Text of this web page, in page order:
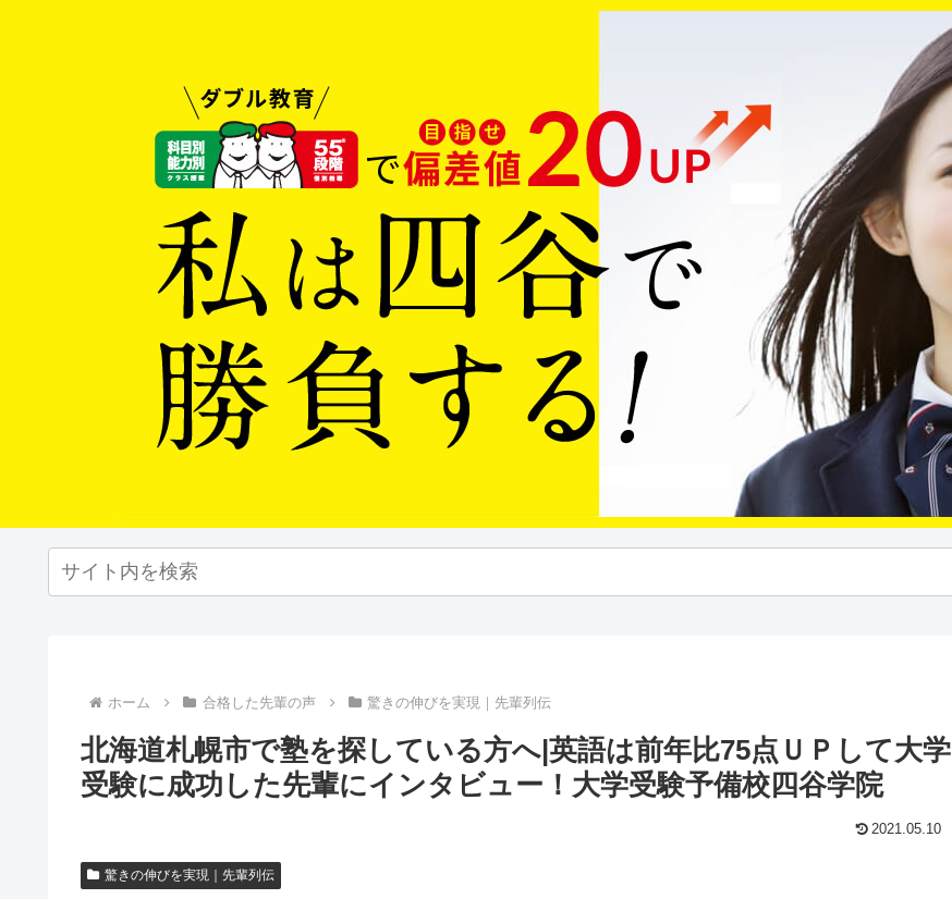
ホーム 合格した先輩の声 驚きの伸びを実現｜先輩列伝
北海道札幌市で塾を探している方へ|英語は前年比75点ＵＰして大学
受験に成功した先輩にインタビュー！大学受験予備校四谷学院
2021.05.10
驚きの伸びを実現｜先輩列伝